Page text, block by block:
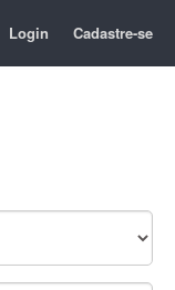
Login Cadastre-se